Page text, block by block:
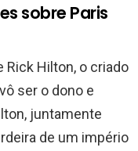
sobre Paris
Rick Hilton, o criado
ser o dono e
juntamente
de um império